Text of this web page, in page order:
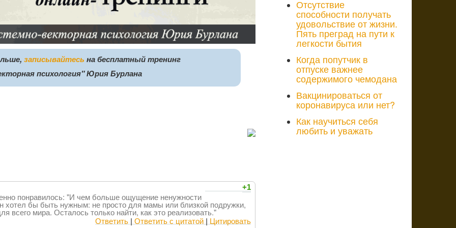
записывайтесь на бесплатный тренинг
психология" Юрия Бурлана
+1
понравилось: "И чем больше ощущение ненужности
хотел бы быть нужным: не просто для мамы или близкой подружки,
всего мира. Осталось только найти, как это реализовать."
Ответить| Ответить с цитатой| Цитировать
Отсутствие
способности получать
удовольствие от жизни.
Пять преград на пути к
легкости бытия
Когда попутчик в
отпуске важнее
содержимого чемодана
Вакцинироваться от
коронавируса или нет?
Как научиться себя
любить и уважать